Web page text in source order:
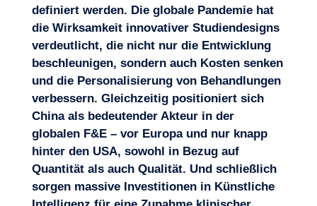
definiert werden. Die globale Pandemie hat
die Wirksamkeit innovativer Studiendesigns
verdeutlicht, die nicht nur die Entwicklung
beschleunigen, sondern auch Kosten senken
und die Personalisierung von Behandlungen
verbessern. Gleichzeitig positioniert sich
China als bedeutender Akteur in der
globalen F&E – vor Europa und nur knapp
hinter den USA, sowohl in Bezug auf
Quantität als auch Qualität. Und schließlich
sorgen massive Investitionen in Künstliche